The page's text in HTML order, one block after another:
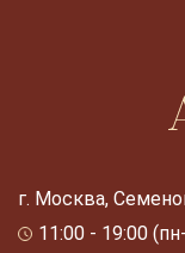
г. Москва,
11:00 - 19:00